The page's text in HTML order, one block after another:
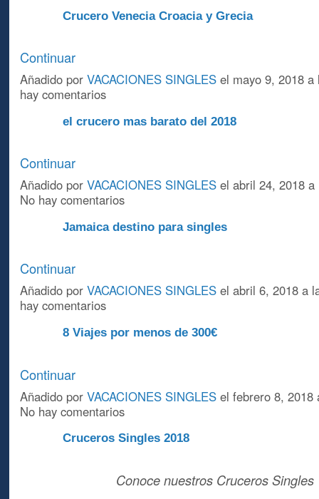
Crucero Venecia Croacia y Grecia
Continuar
Añadido por VACACIONES SINGLESel mayo 9, 2018
hay comentarios
el crucero mas barato del 2018
Continuar
Añadido por VACACIONES SINGLESel abril 24, 2018
No hay comentarios
Jamaica destino para singles
Continuar
Añadido por VACACIONES SINGLESel abril 6, 2018 a
hay comentarios
8 Viajes por menos de 300€
Continuar
Añadido por VACACIONES SINGLESel febrero 8,
No hay comentarios
Cruceros Singles 2018
Conoce nuestros Cruceros Singles